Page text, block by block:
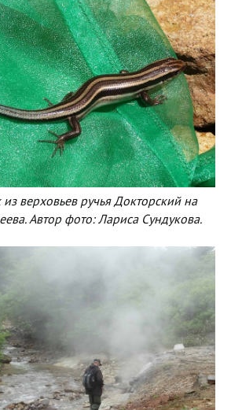
верховьев ручья Докторский на
Автор фото: Лариса Сундукова.